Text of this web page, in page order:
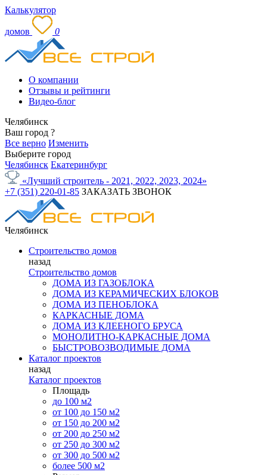
Калькулятор
домов 0
О компании
Отзывы и рейтинги
Видео-блог
Челябинск
Ваш город ?
Все верно Изменить
Выберите город
Челябинск Екатеринбург
«Лучший строитель - 2021, 2022, 2023, 2024»
+7 (351) 220-01-85 ЗАКАЗАТЬ ЗВОНОК
Челябинск
Строительство домов
назад
Строительство домов
ДОМА ИЗ ГАЗОБЛОКА
ДОМА ИЗ КЕРАМИЧЕСКИХ БЛОКОВ
ДОМА ИЗ ПЕНОБЛОКА
КАРКАСНЫЕ ДОМА
ДОМА ИЗ КЛЕЕНОГО БРУСА
МОНОЛИТНО-КАРКАСНЫЕ ДОМА
БЫСТРОВОЗВОДИМЫЕ ДОМА
Каталог проектов
назад
Каталог проектов
Площадь
до 100 м2
от 100 до 150 м2
от 150 до 200 м2
от 200 до 250 м2
от 250 до 300 м2
от 300 до 500 м2
более 500 м2